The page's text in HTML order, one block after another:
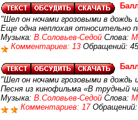
"Шел он ночами грозовыми в дождь
Еще одна неплохая относительно
Музыка: В.Соловьев-Седой Слова:
Комментариев: 13 Обращений:
"Шел он ночами грозовыми в дождь
Песня из кинофильма «В трудный
Музыка: В.Соловьев-Седой Слова:
Комментариев: 17 Обращений: